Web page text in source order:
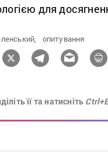
для
опитування
її та натисніть